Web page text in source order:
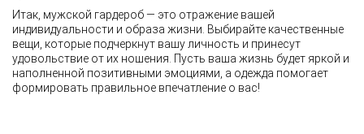
Итак, мужской гардероб — это отражение вашей
индивидуальности и образа жизни. Выбирайте качественные
вещи, которые подчеркнут вашу личность и принесут
удовольствие от их ношения. Пусть ваша жизнь будет яркой и
наполненной позитивными эмоциями, а одежда помогает
формировать правильное впечатление о вас!